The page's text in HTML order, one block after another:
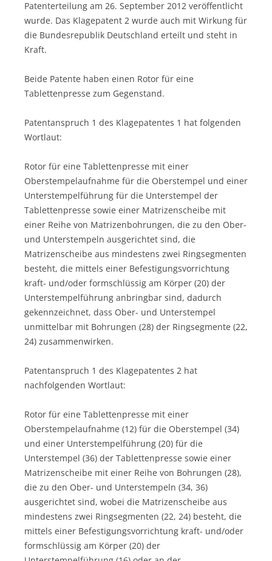
Patenterteilung am 26. September 2012 veröffentlicht
wurde. Das Klagepatent 2 wurde auch mit Wirkung für
die Bundesrepublik Deutschland erteilt und steht in
Kraft.
Beide Patente haben einen Rotor für eine
Tablettenpresse zum Gegenstand.
Patentanspruch 1 des Klagepatentes 1 hat folgenden
Wortlaut:
Rotor für eine Tablettenpresse mit einer
Oberstempelaufnahme für die Oberstempel und einer
Unterstempelführung für die Unterstempel der
Tablettenpresse sowie einer Matrizenscheibe mit
einer Reihe von Matrizenbohrungen, die zu den Ober-
und Unterstempeln ausgerichtet sind, die
Matrizenscheibe aus mindestens zwei Ringsegmenten
besteht, die mittels einer Befestigungsvorrichtung
kraft- und/oder formschlüssig am Körper (20) der
Unterstempelführung anbringbar sind, dadurch
gekennzeichnet, dass Ober- und Unterstempel
unmittelbar mit Bohrungen (28) der Ringsegmente (22,
24) zusammenwirken.
Patentanspruch 1 des Klagepatentes 2 hat
nachfolgenden Wortlaut:
Rotor für eine Tablettenpresse mit einer
Oberstempelaufnahme (12) für die Oberstempel (34)
und einer Unterstempelführung (20) für die
Unterstempel (36) der Tablettenpresse sowie einer
Matrizenscheibe mit einer Reihe von Bohrungen (28),
die zu den Ober- und Unterstempeln (34, 36)
ausgerichtet sind, wobei die Matrizenscheibe aus
mindestens zwei Ringsegmenten (22, 24) besteht, die
mittels einer Befestigungsvorrichtung kraft- und/oder
formschlüssig am Körper (20) der